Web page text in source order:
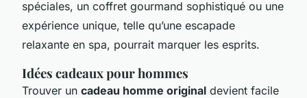
spéciales, un coffret gourmand sophistiqué ou une
expérience unique, telle qu’une escapade
relaxante en spa, pourrait marquer les esprits.
Idées cadeaux pour hommes
Trouver un cadeau homme original devient facile